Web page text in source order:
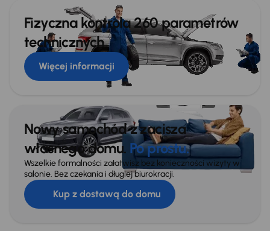
Fizyczna kontrola 260 parametrów
technicznych
Więcej informacji
Nowy samochód z zacisza
własnego domu. Po prostu.
Wszelkie formalności załatwisz bez konieczności wizyty w
salonie. Bez czekania i długiej biurokracji.
Kup z dostawą do domu